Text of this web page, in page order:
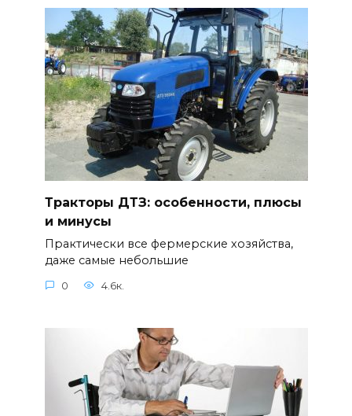
Тракторы ДТЗ: особенности, плюсы
и минусы
Практически все фермерские хозяйства,
даже самые небольшие
0 4.6к.